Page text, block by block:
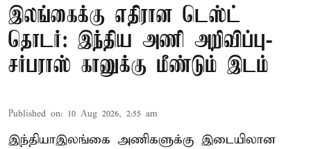
இலங்கைக்கு எதிரான டெஸ்ட்
தொடர்: இந்திய அணி அறிவிப்பு-
சர்பராஸ் கானுக்கு மீண்டும் இடம்
Published on: 10 Aug 2026, 2:55 am
இந்தியா–இலங்கை அணிகளுக்கு இடையிலான